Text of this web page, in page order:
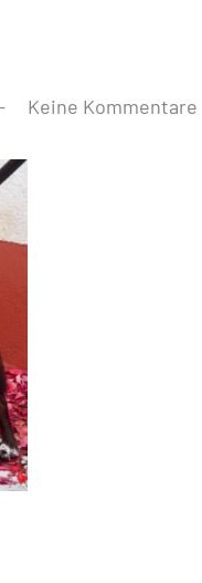
Keine Kommentare